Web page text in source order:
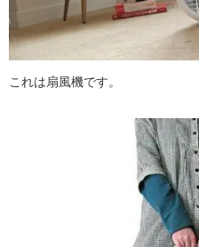
これは扇風機です。